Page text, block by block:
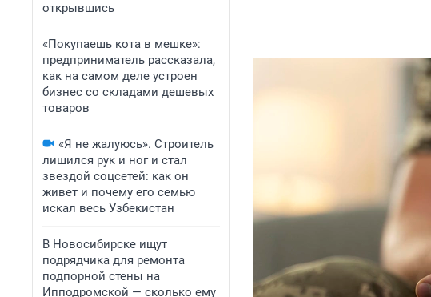
открывшись
«Покупаешь кота в мешке»:
предприниматель рассказала,
как на самом деле устроен
бизнес со складами дешевых
товаров
«Я не жалуюсь». Строитель
лишился рук и ног и стал
звездой соцсетей: как он
живет и почему его семью
искал весь Узбекистан
В Новосибирске ищут
подрядчика для ремонта
подпорной стены на
Ипподромской — сколько ему